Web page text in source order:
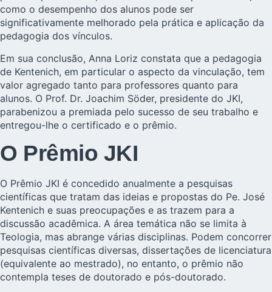
como o desempenho dos alunos pode ser
significativamente melhorado pela prática e aplicação da
pedagogia dos vínculos.
Em sua conclusão, Anna Loriz constata que a pedagogia
de Kentenich, em particular o aspecto da vinculação, tem
valor agregado tanto para professores quanto para
alunos. O Prof. Dr. Joachim Söder, presidente do JKI,
parabenizou a premiada pelo sucesso de seu trabalho e
entregou-lhe o certificado e o prêmio.
O Prêmio JKI
O Prêmio JKI é concedido anualmente a pesquisas
científicas que tratam das ideias e propostas do Pe. José
Kentenich e suas preocupações e as trazem para a
discussão acadêmica. A área temática não se limita à
Teologia, mas abrange várias disciplinas. Podem concorrer
pesquisas científicas diversas, dissertações de licenciatura
(equivalente ao mestrado), no entanto, o prêmio não
contempla teses de doutorado e pós-doutorado.